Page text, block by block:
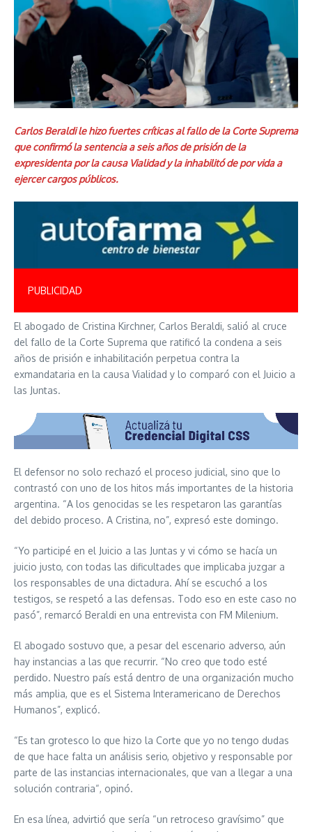
Carlos Beraldi le hizo fuertes críticas al fallo de la Corte Suprema
que confirmó la sentencia a seis años de prisión de la
expresidenta por la causa Vialidad y la inhabilitó de por vida a
ejercer cargos públicos.
PUBLICIDAD
El abogado de Cristina Kirchner, Carlos Beraldi, salió al cruce
del fallo de la Corte Suprema que ratificó la condena a seis
años de prisión e inhabilitación perpetua contra la
exmandataria en la causa Vialidad y lo comparó con el Juicio a
las Juntas.
El defensor no solo rechazó el proceso judicial, sino que lo
contrastó con uno de los hitos más importantes de la historia
argentina. “A los genocidas se les respetaron las garantías
del debido proceso. A Cristina, no”, expresó este domingo.
“Yo participé en el Juicio a las Juntas y vi cómo se hacía un
juicio justo, con todas las dificultades que implicaba juzgar a
los responsables de una dictadura. Ahí se escuchó a los
testigos, se respetó a las defensas. Todo eso en este caso no
pasó”, remarcó Beraldi en una entrevista con FM Milenium.
El abogado sostuvo que, a pesar del escenario adverso, aún
hay instancias a las que recurrir. “No creo que todo esté
perdido. Nuestro país está dentro de una organización mucho
más amplia, que es el Sistema Interamericano de Derechos
Humanos”, explicó.
“Es tan grotesco lo que hizo la Corte que yo no tengo dudas
de que hace falta un análisis serio, objetivo y responsable por
parte de las instancias internacionales, que van a llegar a una
solución contraria“, opinó.
En esa línea, advirtió que sería “un retroceso gravísimo” que